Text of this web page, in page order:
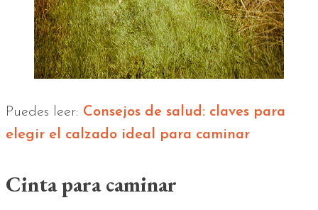
Puedes leer: Consejos de salud: claves para
elegir el calzado ideal para caminar
Cinta para caminar